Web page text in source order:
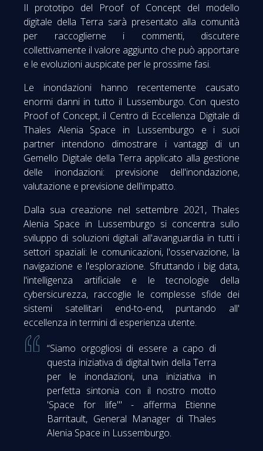
Il prototipo del Proof of Concept del modello
digitale della Terra sarà presentato alla comunità
per raccoglierne i commenti, discutere
collettivamente il valore aggiunto che può apportare
e le evoluzioni auspicate per le prossime fasi.
Le inondazioni hanno recentemente causato
enormi danni in tutto il Lussemburgo. Con questo
Proof of Concept, il Centro di Eccellenza Digitale di
Thales Alenia Space in Lussemburgo e i suoi
partner intendono dimostrare i vantaggi di un
Gemello Digitale della Terra applicato alla gestione
delle inondazioni: previsione dell'inondazione,
valutazione e previsione dell'impatto.
Dalla sua creazione nel settembre 2021, Thales
Alenia Space in Lussemburgo si concentra sullo
sviluppo di soluzioni digitali all'avanguardia in tutti i
settori spaziali: le comunicazioni, l'osservazione, la
navigazione e l'esplorazione. Sfruttando i big data,
l'intelligenza artificiale e le tecnologie della
cybersicurezza, raccoglie le complesse sfide dei
sistemi satellitari end-to-end, puntando all'
eccellenza in termini di esperienza utente.
“Siamo orgogliosi di essere a capo di
questa iniziativa di digital twin della Terra
per le inondazioni, una iniziativa in
perfetta sintonia con il nostro motto
'Space for life'" - afferma Etienne
Barritault, General Manager di Thales
Alenia Space in Lussemburgo.